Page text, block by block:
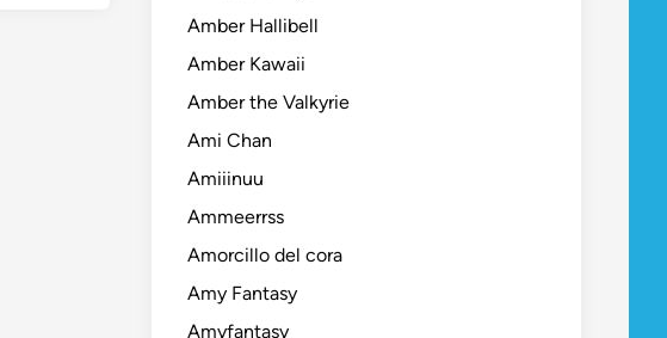
Amber Hallibell
Amber Kawaii
Amber the Valkyrie
Ami Chan
Amiiinuu
Ammeerrss
Amorcillo del cora
Amy Fantasy
Amyfantasy